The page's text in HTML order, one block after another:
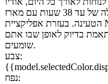
מרחבי לחוויית האזנה סוחפת וחיי סוללה של עד 38 שעות עם מארז
הטעינה. בעזרת אפליקציית Nothing X ניתן לבצע התאמה אישית מלאה
בדיוק לאופן שבו אתם
שומעים.
צבע:
נפח: